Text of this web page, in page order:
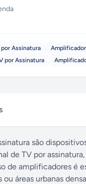
Assinatura
por Assinatura
são
de TV por
de amplificadores
áreas urbanas